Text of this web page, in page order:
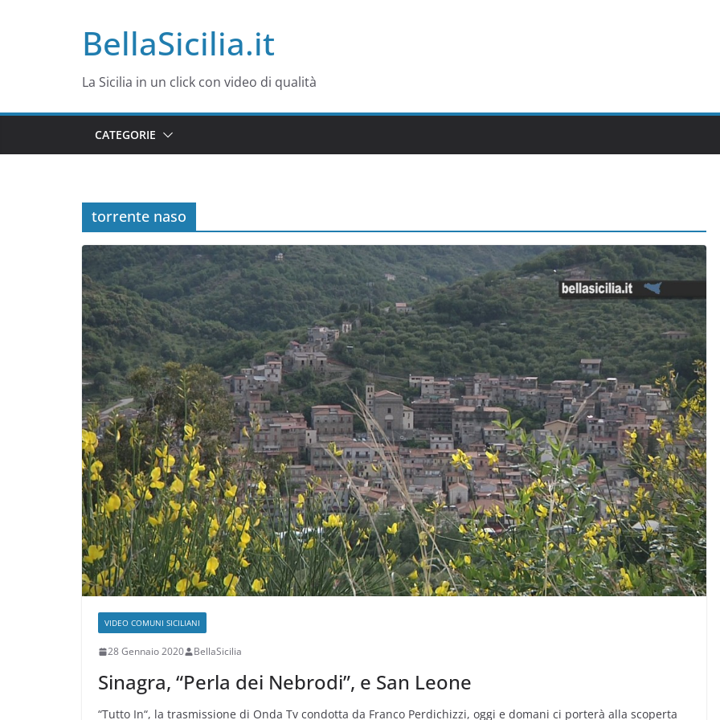
BellaSicilia.it
La Sicilia in un click con video di qualità
CATEGORIE
torrente naso
VIDEO COMUNI SICILIANI
28 Gennaio 2020 BellaSicilia
Sinagra, “Perla dei Nebrodi”, e San Leone
“Tutto In“, la trasmissione di Onda Tv condotta da Franco Perdichizzi, oggi e domani ci porterà alla scoperta